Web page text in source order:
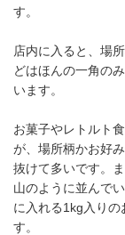
す。
店内に入ると、場
どはほんの一角の
います。
お菓子やレトルト
が、場所柄かお好
抜けて多いです。
山のように並んで
に入れる1kg入りの
す。